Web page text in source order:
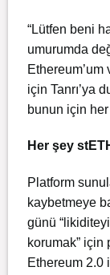
“Lütfen beni
umurumda
Ethereum’um
için Tanrı’ya
bunun için her
Her şey
Platform
kaybetmeye
günü
korumak” için
Ethereum 2.0